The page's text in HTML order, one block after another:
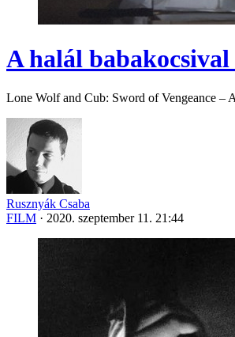
A halál
Lone Wolf and Cub: Sword of Vengeance –
Rusznyák Csaba
FILM · 2020. szeptember 11. 21:44